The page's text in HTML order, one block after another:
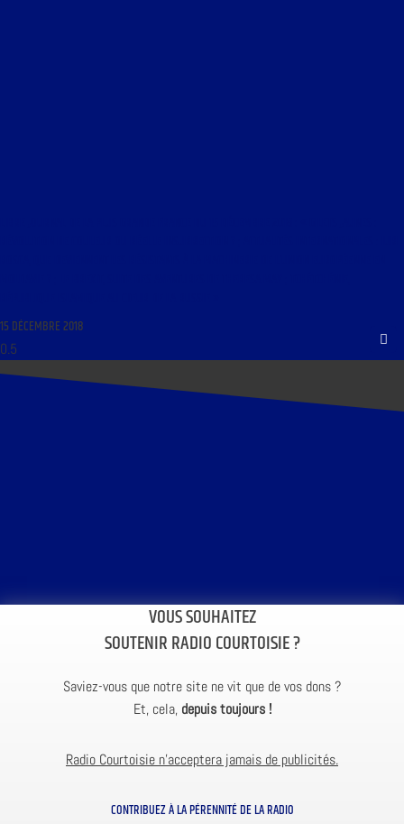
15 DÉCEMBRE 2018
VOUS SOUHAITEZ
SOUTENIR RADIO COURTOISIE ?
Saviez-vous que notre site ne vit que de vos dons ?
Et, cela, depuis toujours !
Radio Courtoisie n’acceptera jamais de publicités.
CONTRIBUEZ À LA PÉRENNITÉ DE LA RADIO